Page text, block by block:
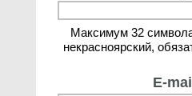
Максимум 32
некрасноярский,
E-